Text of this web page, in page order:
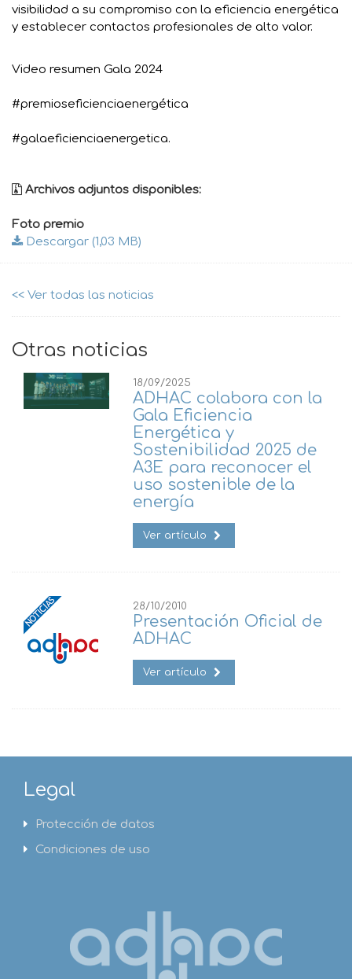
visibilidad a su compromiso con la eficiencia energética
y establecer contactos profesionales de alto valor.
Video resumen Gala 2024
#premioseficienciaenergética
#galaeficienciaenergetica.
Archivos adjuntos disponibles:
Foto premio
Descargar (1,03 MB)
<< Ver todas las noticias
Otras noticias
18/09/2025
ADHAC colabora con la
Gala Eficiencia
Energética y
Sostenibilidad 2025 de
A3E para reconocer el
uso sostenible de la
energía
Ver artículo
28/10/2010
Presentación Oficial de
ADHAC
Ver artículo
Legal
Protección de datos
Condiciones de uso